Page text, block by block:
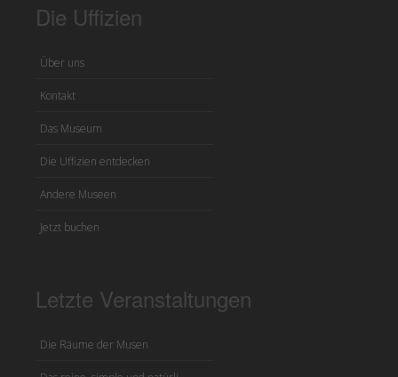
Die Uffizien
Über uns
Kontakt
Das Museum
Die Uffizien entdecken
Andere Museen
Jetzt buchen
Letzte Veranstaltungen
Die Räume der Musen